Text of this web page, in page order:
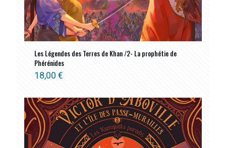
Les Légendes des Terres de Khan /2- La prophétie de
Phérénides
18,00 €